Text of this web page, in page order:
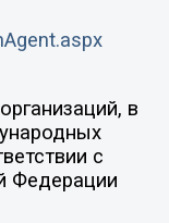
в
с
Федерации